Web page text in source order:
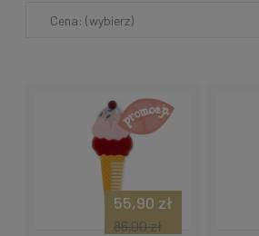
Cena: (wybierz)
55,90 zł
86,00 zł